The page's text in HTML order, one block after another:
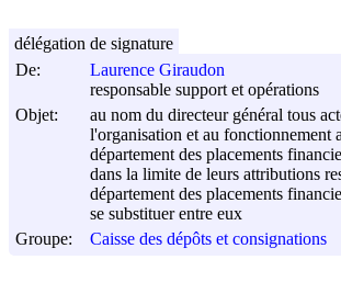
De:
Laurence Giraudon
responsable support et opérations
Objet:
au nom du directeur général tous
l'organisation et au fonctionnement
département des placements
dans la limite de leurs attributions
département des placements
se substituer entre eux
Groupe:
Caisse des dépôts et consignations
délégation de signature